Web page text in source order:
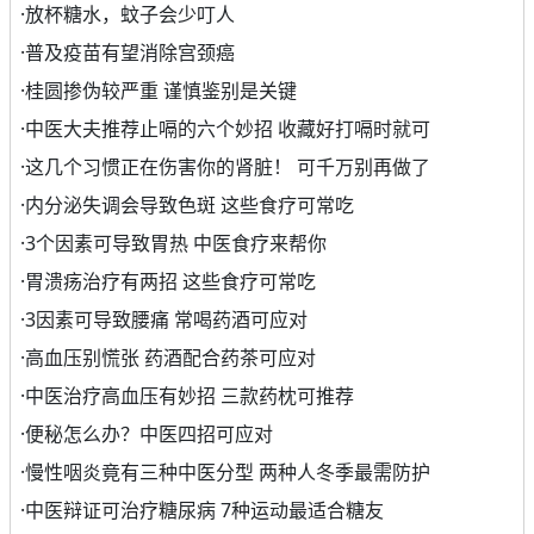
·放杯糖水，蚊子会少叮人
·普及疫苗有望消除宫颈癌
·桂圆掺伪较严重 谨慎鉴别是关键
·中医大夫推荐止嗝的六个妙招 收藏好打嗝时就可
·这几个习惯正在伤害你的肾脏！ 可千万别再做了
·内分泌失调会导致色斑 这些食疗可常吃
·3个因素可导致胃热 中医食疗来帮你
·胃溃疡治疗有两招 这些食疗可常吃
·3因素可导致腰痛 常喝药酒可应对
·高血压别慌张 药酒配合药茶可应对
·中医治疗高血压有妙招 三款药枕可推荐
·便秘怎么办？中医四招可应对
·慢性咽炎竟有三种中医分型 两种人冬季最需防护
·中医辩证可治疗糖尿病 7种运动最适合糖友